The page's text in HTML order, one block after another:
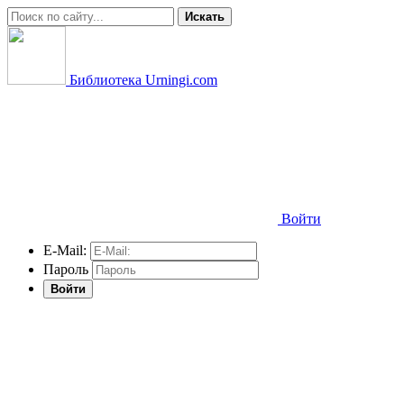
Искать
Библиотека Urningi.com
Войти
E-Mail:
Пароль
Войти